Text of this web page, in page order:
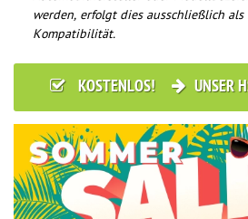
werden, erfolgt dies ausschließlich als
Kompatibilität.
KOSTENLOS! UNSER